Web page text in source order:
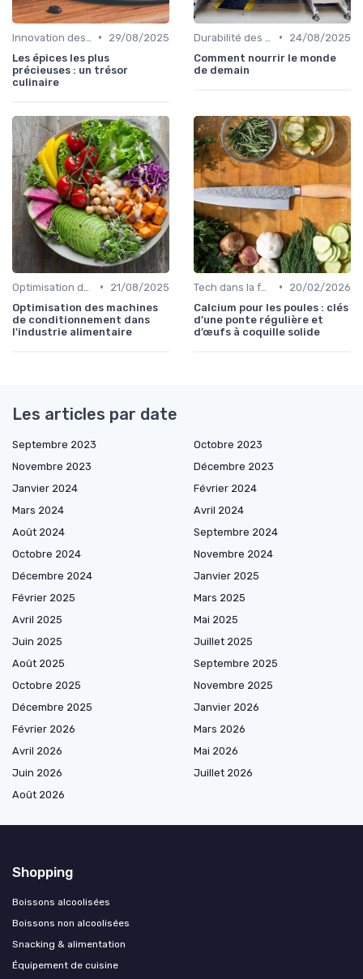
•
29/08/2025
Les épices les plus
précieuses : un trésor
culinaire
•
24/08/2025
Comment nourrir le monde
de demain
•
21/08/2025
Optimisation des machines
de conditionnement dans
l'industrie alimentaire
•
20/02/2026
Calcium pour les poules : clés
d’une ponte régulière et
d’œufs à coquille solide
Les articles par date
Septembre 2023
Octobre 2023
Novembre 2023
Décembre 2023
Janvier 2024
Février 2024
Mars 2024
Avril 2024
Août 2024
Septembre 2024
Octobre 2024
Novembre 2024
Décembre 2024
Janvier 2025
Février 2025
Mars 2025
Avril 2025
Mai 2025
Juin 2025
Juillet 2025
Août 2025
Septembre 2025
Octobre 2025
Novembre 2025
Décembre 2025
Janvier 2026
Février 2026
Mars 2026
Avril 2026
Mai 2026
Juin 2026
Juillet 2026
Août 2026
Shopping
Boissons alcoolisées
Boissons non alcoolisées
Snacking & alimentation
Équipement de cuisine